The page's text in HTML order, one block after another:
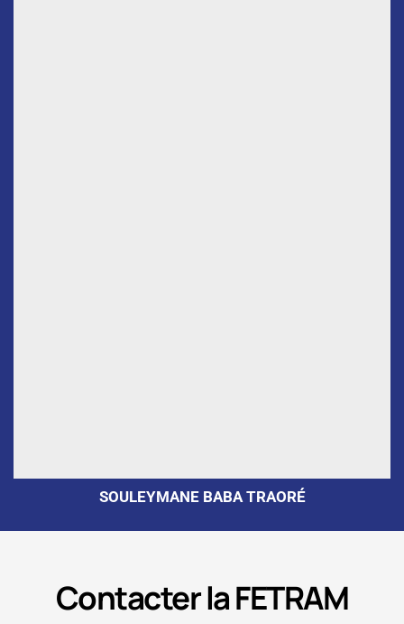
SOULEYMANE BABA TRAORÉ
Contacter la FETRAM